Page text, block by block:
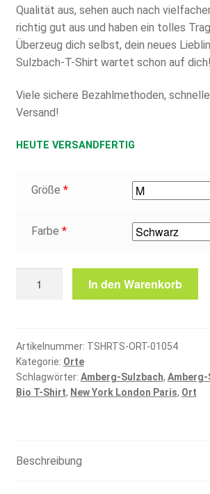
Qualität aus, sehen auch nach
richtig gut aus und haben ein tolles
Überzeug dich selbst, dein neues
Sulzbach-T-Shirt wartet schon auf dich!
Viele sichere Bezahlmethoden,
Versand!
HEUTE VERSANDFERTIG
Größe *
Farbe *
Menge
In den Warenkorb
Artikelnummer: TSHRTS-ORT-01054
Kategorie: Orte
Schlagwörter: Amberg-Sulzbach,
Bio T-Shirt, New York London Paris, Ort
Beschreibung